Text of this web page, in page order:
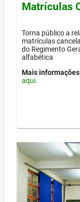
Matrículas
Torna público a
matrículas
do Regimento
alfabética
Mais
aqui.